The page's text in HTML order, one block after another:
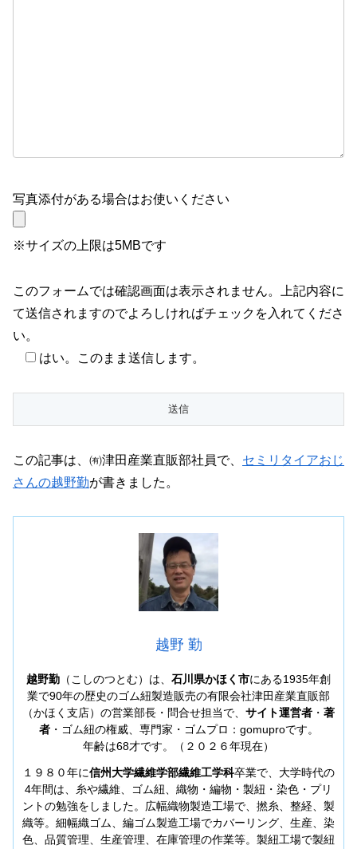
写真添付がある場合はお使いください
※サイズの上限は5MBです
このフォームでは確認画面は表示されません。上記内容に
て送信されますのでよろしければチェックを入れてくださ
い。
はい。このまま送信します。
この記事は、㈲津田産業直販部社員で、 セミリタイアおじ
さんの越野勤が書きました。
越野 勤
越野勤 （こしのつとむ）は、 石川県かほく市にある1935年創
業で90年の歴史のゴム紐製造販売の有限会社津田産業直販部
（かほく支店）の営業部長・問合せ担当で、 サイト運営者 ・ 著
者・ゴム紐の権威、専門家・ゴムプロ：gomuproです。
年齢は68才です。（２０２６年現在）
１９８０年に信州大学繊維学部繊維工学科卒業で、大学時代の
4年間は、糸や繊維、ゴム紐、織物・編物・製紐・染色・プリ
ントの勉強をしました。広幅織物製造工場で、撚糸、整経、製
織等。細幅織ゴム、編ゴム製造工場でカバーリング、生産、染
色、品質管理、生産管理、在庫管理の作業等。製紐工場で製紐